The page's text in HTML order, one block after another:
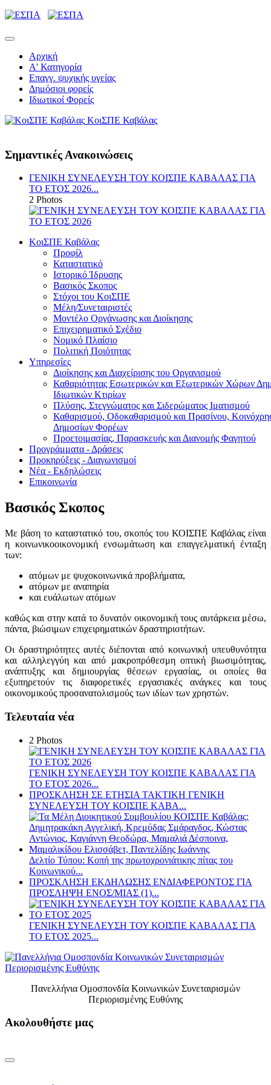
Αρχική
Α' Κατηγορία
Επαγγ. ψυχικής υγείας
Δημόσιοι φορείς
Ιδιωτικοί Φορείς
ΚοιΣΠΕ Καβάλας
Σημαντικές Ανακοινώσεις
ΓΕΝΙΚΗ ΣΥΝΕΛΕΥΣΗ ΤΟΥ ΚΟΙΣΠΕ ΚΑΒΑΛΑΣ ΓΙΑ
ΤΟ ΕΤΟΣ 2026...
2 Photos
ΚοιΣΠΕ Καβάλας
Προφίλ
Καταστατικό
Ιστορικό Ίδρυσης
Βασικός Σκοπος
Στόχοι του ΚοιΣΠΕ
Μέλη/Συνεταιριστές
Μοντέλο Οργάνωσης και Διοίκησης
Επιχειρηματικό Σχέδιο
Νομικό Πλαίσιο
Πολιτική Ποιότητας
Υπηρεσίες
Διοίκησης και Διαχείρισης του Οργανισμού
Καθαριότητας Εσωτερικών και Εξωτερικών Χώρων
Ιδιωτικών Κτιρίων
Πλύσης, Στεγνώματος και Σιδερώματος Ιματισμού
Καθαρισμού, Οδοκαθαρισμού και Πρασίνου,
Δημοσίων Φορέων
Προετοιμασίας, Παρασκευής και Διανομής Φαγητού
Προγράμματα - Δράσεις
Προκηρύξεις - Διαγωνισμοί
Νέα - Εκδηλώσεις
Επικοινωνία
Βασικός Σκοπος
Με βάση το καταστατικό του, σκοπός του ΚΟΙΣΠΕ Καβάλας είναι
η κοινωνικοοικονομική ενσωμάτωση και επαγγελματική ένταξη
των:
ατόμων με ψυχοκοινωνικά προβλήματα,
ατόμων με αναπηρία
και ευάλωτων ατόμων
καθώς και στην κατά το δυνατόν οικονομική τους αυτάρκεια μέσω,
πάντα, βιώσιμων επιχειρηματικών δραστηριοτήτων.
Οι δραστηριότητες αυτές διέπονται από κοινωνική υπευθυνότητα
και αλληλεγγύη και από μακροπρόθεσμη οπτική βιωσιμότητας,
ανάπτυξης και δημιουργίας θέσεων εργασίας, οι οποίες θα
εξυπηρετούν τις διαφορετικές εργασιακές ανάγκες και τους
οικονομικούς προσανατολισμούς των ιδίων των χρηστών.
Τελευταία νέα
2 Photos
ΓΕΝΙΚΗ ΣΥΝΕΛΕΥΣΗ ΤΟΥ ΚΟΙΣΠΕ ΚΑΒΑΛΑΣ ΓΙΑ
ΤΟ ΕΤΟΣ 2026...
ΠΡΟΣΚΛΗΣΗ ΣΕ ΕΤΗΣΙΑ TAKTIKH ΓΕΝΙΚΗ
ΣΥΝΕΛΕΥΣΗ ΤΟΥ ΚΟΙΣΠΕ ΚΑΒΑ...
Δελτίο Τύπου: Κοπή της πρωτοχρονιάτικης πίτας του
Κοινωνικού...
ΠΡΟΣΚΛΗΣΗ ΕΚΔΗΛΩΣΗΣ ΕΝΔΙΑΦΕΡΟΝΤΟΣ ΓΙΑ
ΠΡΟΣΛΗΨΗ ΕΝOΣ/ΜΙΑΣ (1)...
ΓΕΝΙΚΗ ΣΥΝΕΛΕΥΣΗ ΤΟΥ ΚΟΙΣΠΕ ΚΑΒΑΛΑΣ ΓΙΑ
ΤΟ ΕΤΟΣ 2025...
Πανελλήνια Ομοσπονδία Κοινωνικών Συνεταιρισμών
Περιορισμένης Ευθύνης
Ακολουθήστε μας